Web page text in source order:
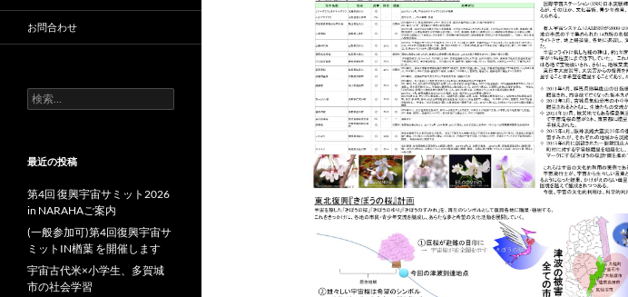
お問合わせ
検
索:
最近の投稿
第4回 復興宇宙サミット2026
in NARAHAご案内
(一般参加可)第4回復興宇宙サ
ミットIN楢葉 を開催します
宇宙古代米×小学生、多賀城
市の社会学習